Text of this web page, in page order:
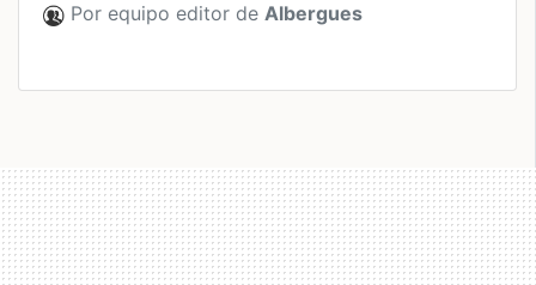
Por equipo editor de Albergues